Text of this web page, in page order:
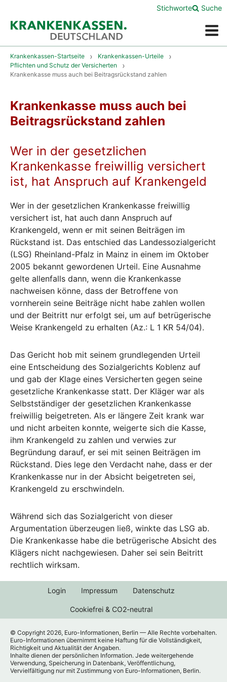
Menü
Stichworte Suche
Krankenkassen-Startseite
Krankenkassen-Urteile
Pflichten und Schutz der Versicherten
Krankenkasse muss auch bei Beitragsrückstand zahlen
Krankenkasse muss auch bei
Beitragsrückstand zahlen
Wer in der gesetzlichen
Krankenkasse freiwillig versichert
ist, hat Anspruch auf Krankengeld
Wer in der gesetzlichen Krankenkasse freiwillig
versichert ist, hat auch dann Anspruch auf
Krankengeld, wenn er mit seinen Beiträgen im
Rückstand ist. Das entschied das Landessozialgericht
(LSG) Rheinland-Pfalz in Mainz in einem im Oktober
2005 bekannt gewordenen Urteil. Eine Ausnahme
gelte allenfalls dann, wenn die Krankenkasse
nachweisen könne, dass der Betroffene von
vornherein seine Beiträge nicht habe zahlen wollen
und der Beitritt nur erfolgt sei, um auf betrügerische
Weise Krankengeld zu erhalten (Az.: L 1 KR 54/04).
Das Gericht hob mit seinem grundlegenden Urteil
eine Entscheidung des Sozialgerichts Koblenz auf
und gab der Klage eines Versicherten gegen seine
gesetzliche Krankenkasse statt. Der Kläger war als
Selbstständiger der gesetzlichen Krankenkasse
freiwillig beigetreten. Als er längere Zeit krank war
und nicht arbeiten konnte, weigerte sich die Kasse,
ihm Krankengeld zu zahlen und verwies zur
Begründung darauf, er sei mit seinen Beiträgen im
Rückstand. Dies lege den Verdacht nahe, dass er der
Krankenkasse nur in der Absicht beigetreten sei,
Krankengeld zu erschwindeln.
Während sich das Sozialgericht von dieser
Argumentation überzeugen ließ, winkte das LSG ab.
Die Krankenkasse habe die betrügerische Absicht des
Klägers nicht nachgewiesen. Daher sei sein Beitritt
rechtlich wirksam.
Login Impressum Datenschutz
Cookiefrei & CO2-neutral
© Copyright 2026, Euro-Informationen, Berlin — Alle Rechte vorbehalten.
Euro-Informationen übernimmt keine Haftung für die Vollständigkeit,
Richtigkeit und Aktualität der Angaben.
Inhalte dienen der persönlichen Information. Jede weitergehende
Verwendung, Speicherung in Datenbank, Veröffentlichung,
Vervielfältigung nur mit Zustimmung von Euro-Informationen, Berlin.